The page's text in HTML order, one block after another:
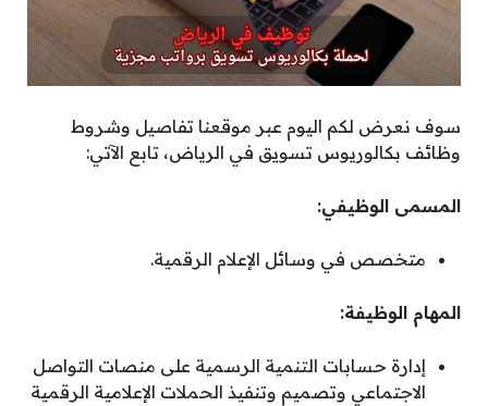
سوف نعرض لكم اليوم عبر موقعنا تفاصيل وشروط
وظائف بكالوريوس تسويق في الرياض، تابع الآتي:
المسمى الوظيفي:
متخصص في وسائل الإعلام الرقمية.
المهام الوظيفة:
إدارة حسابات التنمية الرسمية على منصات التواصل
الاجتماعي وتصميم وتنفيذ الحملات الإعلامية الرقمية